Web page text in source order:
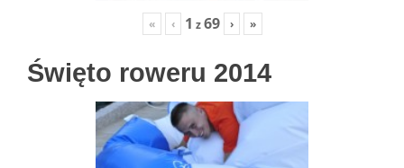
« ‹ 1 z69 › »
Święto roweru 2014